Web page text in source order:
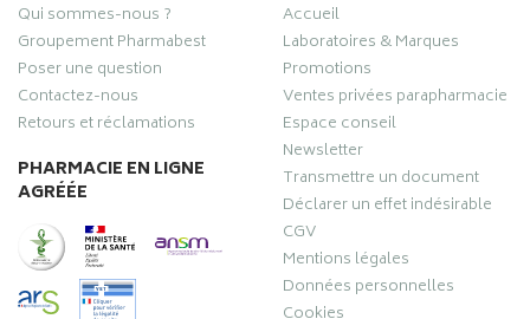
Qui sommes-nous ?
Groupement Pharmabest
Poser une question
Contactez-nous
Retours et réclamations
PHARMACIE EN LIGNE
AGRÉÉE
Accueil
Laboratoires & Marques
Promotions
Ventes privées parapharmacie
Espace conseil
Newsletter
Transmettre un document
Déclarer un effet indésirable
CGV
Mentions légales
Données personnelles